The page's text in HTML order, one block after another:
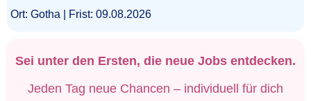
Ort: Gotha | Frist: 09.08.2026
Sei unter den Ersten, die neue Jobs entdecken.
Jeden Tag neue Chancen – individuell für dich